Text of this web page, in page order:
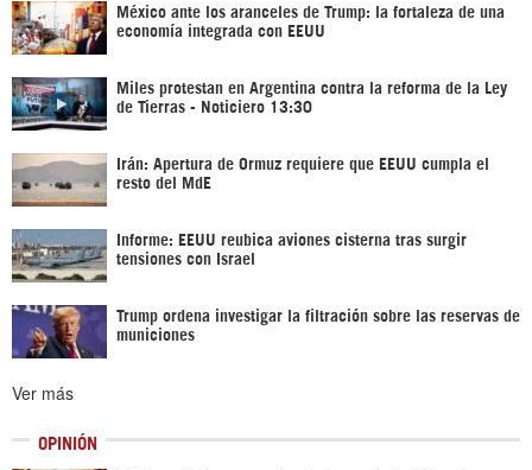
México ante los aranceles de Trump: la fortaleza de una
economía integrada con EEUU
Miles protestan en Argentina contra la reforma de la Ley
de Tierras - Noticiero 13:30
Irán: Apertura de Ormuz requiere que EEUU cumpla el
resto del MdE
Informe: EEUU reubica aviones cisterna tras surgir
tensiones con Israel
Trump ordena investigar la filtración sobre las reservas de
municiones
Ver más
OPINIÓN